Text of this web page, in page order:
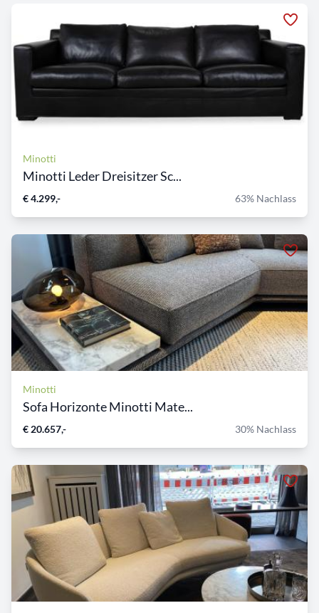
Minotti
Minotti Leder Dreisitzer Sc...
€ 4.299,- 63% Nachlass
Minotti
Sofa Horizonte Minotti Mate...
€ 20.657,- 30% Nachlass